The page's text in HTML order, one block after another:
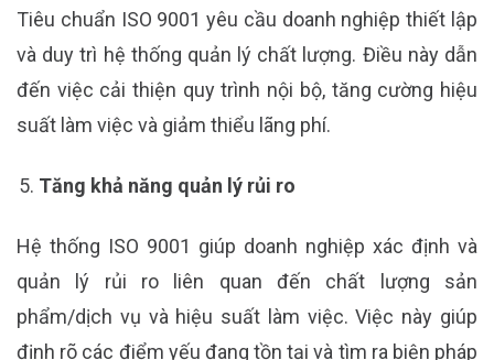
Tiêu chuẩn ISO 9001 yêu cầu doanh nghiệp thiết lập
và duy trì hệ thống quản lý chất lượng. Điều này dẫn
đến việc cải thiện quy trình nội bộ, tăng cường hiệu
suất làm việc và giảm thiểu lãng phí.
Tăng khả năng quản lý rủi ro
Hệ thống ISO 9001 giúp doanh nghiệp xác định và
quản lý rủi ro liên quan đến chất lượng sản
phẩm/dịch vụ và hiệu suất làm việc. Việc này giúp
định rõ các điểm yếu đang tồn tại và tìm ra biện pháp